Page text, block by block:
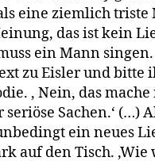
eine ziemlich triste
das ist kein
ein Mann
zu Eisler und bitte
‚ Nein, das
seriöse Sachen.‘ (…)
ein neues
auf den Tisch. ‚Wie